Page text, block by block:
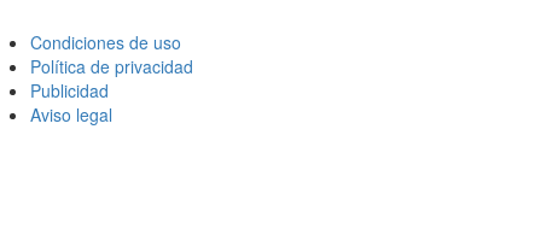
Condiciones de uso
Política de privacidad
Publicidad
Aviso legal